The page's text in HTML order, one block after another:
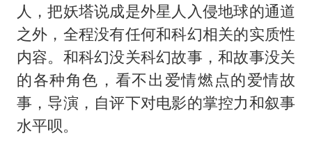
人，把妖塔说成是外星人入侵地球的通道
之外，全程没有任何和科幻相关的实质性
内容。和科幻没关科幻故事，和故事没关
的各种角色，看不出爱情燃点的爱情故
事，导演，自评下对电影的掌控力和叙事
水平呗。